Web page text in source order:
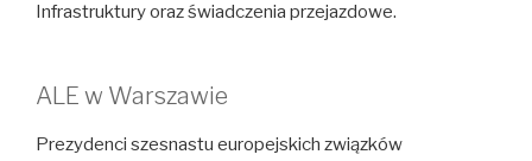
Infrastruktury oraz świadczenia przejazdowe.
ALE w Warszawie
Prezydenci szesnastu europejskich związków